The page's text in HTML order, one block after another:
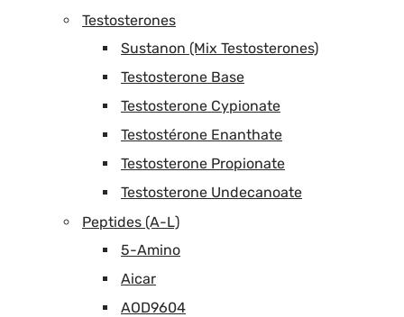
Testosterones
Sustanon (Mix Testosterones)
Testosterone Base
Testosterone Cypionate
Testostérone Enanthate
Testosterone Propionate
Testosterone Undecanoate
Peptides (A-L)
5-Amino
Aicar
AOD9604